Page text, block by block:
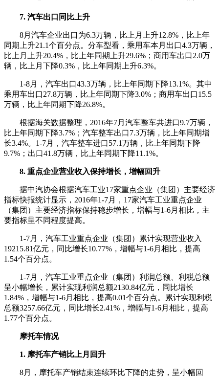
7. 汽车出口同比上升
8月汽车企业出口为6.3万辆，比上月上升12.8%，比上年
同期上升21.1个百分点。分车型看，乘用车本月出口4.3万辆，
比上月上升20.4%，比上年同期上升29.6%；商用车出口2.0万
辆，比上月下降0.3%，比上年同期上升6.3%。
1-8月，汽车出口43.3万辆，比上年同期下降13.1%。其中
乘用车出口27.8万辆，比上年同期下降3.0%；商用车出口15.5
万辆，比上年同期下降26.8%。
根据海关数据整理，2016年7月汽车整车共进口9.7万辆，
比上年同期下降3.7%；汽车整车出口7.3万辆，比上年同期增
长3.4%。1-7月，汽车整车进口57.1万辆，比上年同期下降
9.7%；出口41.8万辆，比上年同期下降11.1%。
8. 重点企业营业收入保持增长，增幅回升
据中汽协会根据汽车工业17家重点企业（集团）主要经济
指标快报统计显示，2016年1-7月，17家汽车工业重点企业
（集团）主要经济指标保持稳步增长，增幅与1-6月相比，主
要指标呈不同程度提高。
1-7月，汽车工业重点企业（集团）累计实现营业收入
19215.81亿元，同比增长10.77%，增幅与1-6月相比，提高
1.54个百分点。
1-7月，汽车工业重点企业（集团）利润总额、利税总额
呈小幅增长，累计实现利润总额2130.84亿元，同比增长
1.84%，增幅与1-6月相比，提高0.01个百分点。累计实现利税
总额3257.66亿元，同比增长2.41%，增幅与1-6月相比，提高
1.77个百分点。
摩托车情况
1. 摩托车产销比上月回升
8月，摩托车产销结束连续环比下降的走势，呈小幅回